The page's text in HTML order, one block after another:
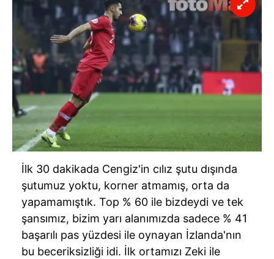
İlk 30 dakikada Cengiz'in cılız şutu dışında
şutumuz yoktu, korner atmamış, orta da
yapamamıştık. Top % 60 ile bizdeydi ve tek
şansımız, bizim yarı alanımızda sadece % 41
başarılı pas yüzdesi ile oynayan İzlanda'nın
bu beceriksizliği idi. İlk ortamızı Zeki ile